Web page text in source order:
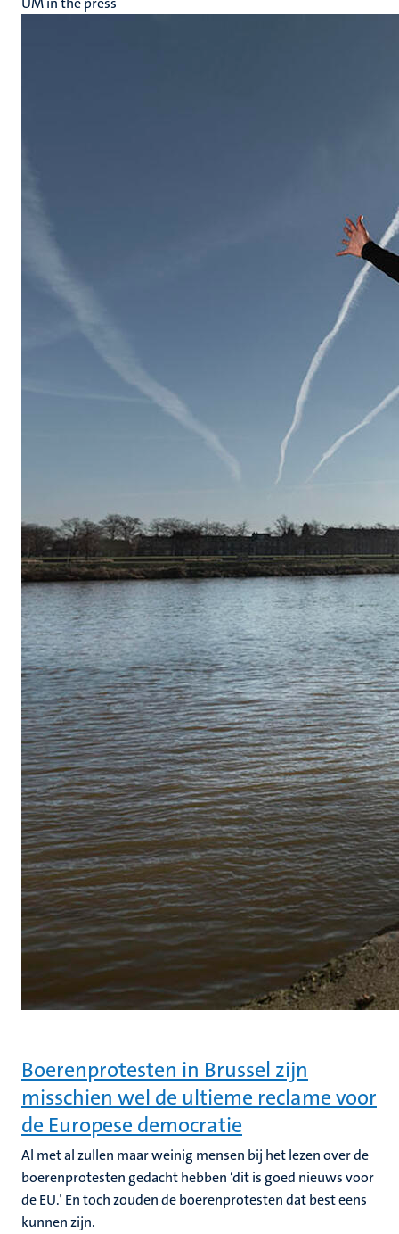
Boerenprotesten in Brussel zijn
misschien wel de ultieme reclame voor
de Europese democratie
Al met al zullen maar weinig mensen bij het lezen over de
boerenprotesten gedacht hebben ‘dit is goed nieuws voor
de EU.’ En toch zouden de boerenprotesten dat best eens
kunnen zijn.